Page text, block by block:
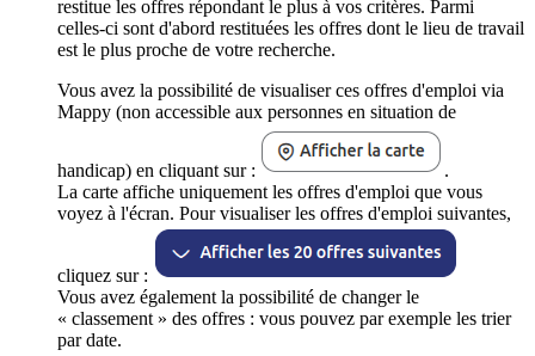
restitue les offres répondant le plus à vos critères. Parmi
celles-ci sont d'abord restituées les offres dont le lieu de travail
est le plus proche de votre recherche.
Vous avez la possibilité de visualiser ces offres d'emploi via
Mappy (non accessible aux personnes en situation de
handicap) en cliquant sur :
.
La carte affiche uniquement les offres d'emploi que vous
voyez à l'écran. Pour visualiser les offres d'emploi suivantes,
cliquez sur :
Vous avez également la possibilité de changer le
« classement » des offres : vous pouvez par exemple les trier
par date.